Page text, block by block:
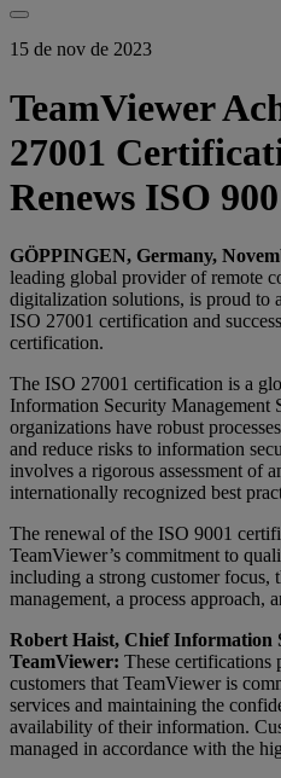
15 de nov de 2023
TeamViewer
27001
Renews ISO
GÖPPINGEN, Germany,
leading global provider of remote
digitalization solutions, is proud to
ISO 27001 certification and
certification.
The ISO 27001 certification is a
Information Security Management
organizations have robust
and reduce risks to information
involves a rigorous assessment of
internationally recognized best
The renewal of the ISO 9001
TeamViewer’s commitment to
including a strong customer focus,
management, a process approach,
Robert Haist, Chief Information
TeamViewer: These certifications
customers that TeamViewer is
services and maintaining the
availability of their information.
managed in accordance with the